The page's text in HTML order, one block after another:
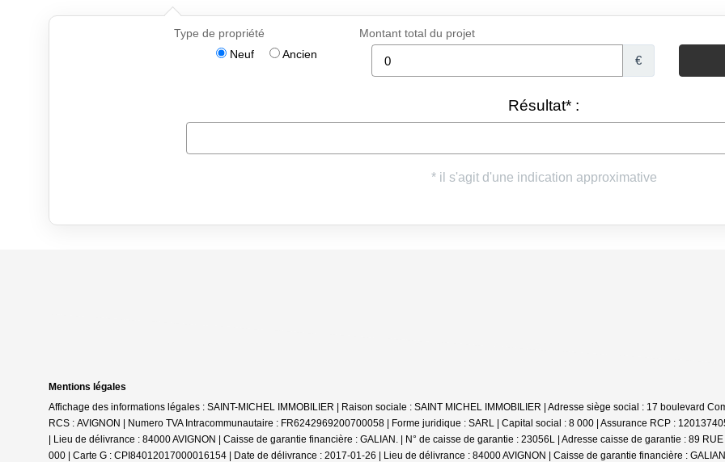
Mentions légales
Affichage des informations légales : SAINT-MICHEL IMMOBILIER | Raison sociale : SAINT MICHEL IMMOBILIER | Adresse siège social : 17 boulevard
RCS : AVIGNON | Numero TVA Intracommunautaire : FR6242969200700058 | Forme juridique : SARL | Capital social : 8 000 | Assurance RCP :
| Lieu de délivrance : 84000 AVIGNON | Caisse de garantie financière : GALIAN. | N° de caisse de garantie : 23056L | Adresse caisse de garantie : 89
000 | Carte G : CPI84012017000016154 | Date de délivrance : 2017-01-26 | Lieu de délivrance : 84000 AVIGNON | Caisse de garantie financière :